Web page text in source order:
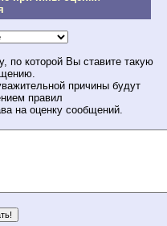
по которой Вы ставите такую
причины будут
правил
на оценку сообщений.